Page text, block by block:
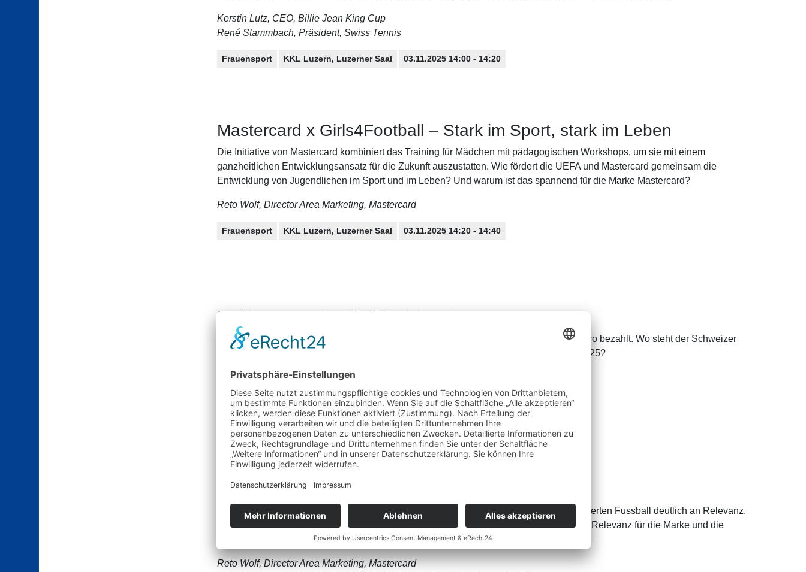
Kerstin Lutz, CEO, Billie Jean King Cup
René Stammbach, Präsident, Swiss Tennis
Frauensport KKL Luzern, Luzerner Saal 03.11.2025 14:00 - 14:20
Mastercard x Girls4Football – Stark im Sport, stark im Leben
Die Initiative von Mastercard kombiniert das Training für Mädchen mit pädagogischen Workshops, um sie mit einem
ganzheitlichen Entwicklungsansatz für die Zukunft auszustatten. Wie fördert die UEFA und Mastercard gemeinsam die
Entwicklung von Jugendlichen im Sport und im Leben? Und warum ist das spannend für die Marke Mastercard?
Reto Wolf, Director Area Marketing, Mastercard
Frauensport KKL Luzern, Luzerner Saal 03.11.2025 14:20 - 14:40
Inside Frauenfussball | Diskussion
2025 wurden in der FA Women's Super League erstmalig Ablösen von über 1 Million Euro bezahlt. Wo steht der Schweizer
Frauenfussball im Vergleich dazu? Wie nachhaltig ist der Hype rund um die WEURO 2025?
Jasmina Čović, CEO, Women's Football Agency & The Rise of Women’s Football
Laura Spring, Project Manager AXA Women's Super League, SFV
Frauensport KKL Luzern, Luzerner Saal 03.11.2025 14:40 - 15:05
Chance Frauenfussball-Sponsoring? | Diskussion
Der Frauenfussball als relevanter Marketingkanal gewinnt auch im bisher männerdominierten Fussball deutlich an Relevanz.
Was unterscheidet aus Sicht der Sponsoren die beiden Sponsoring-Felder? Was schafft Relevanz für die Marke und die
nachhaltige Entwicklung des Frauenfussballs? Was fordern die Sponsoren?
Reto Wolf, Director Area Marketing, Mastercard